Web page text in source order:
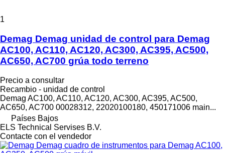
1
Demag Demag unidad de control para Demag
AC100, AC110, AC120, AC300, AC395, AC500,
AC650, AC700 grúa todo terreno
Precio a consultar
Recambio - unidad de control
Demag AC100, AC110, AC120, AC300, AC395, AC500,
AC650, AC700 00028312, 22020100180, 450171006 main...
Países Bajos
ELS Technical Servises B.V.
Contacte con el vendedor